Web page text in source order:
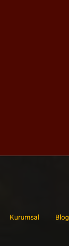
Kurumsal Blog